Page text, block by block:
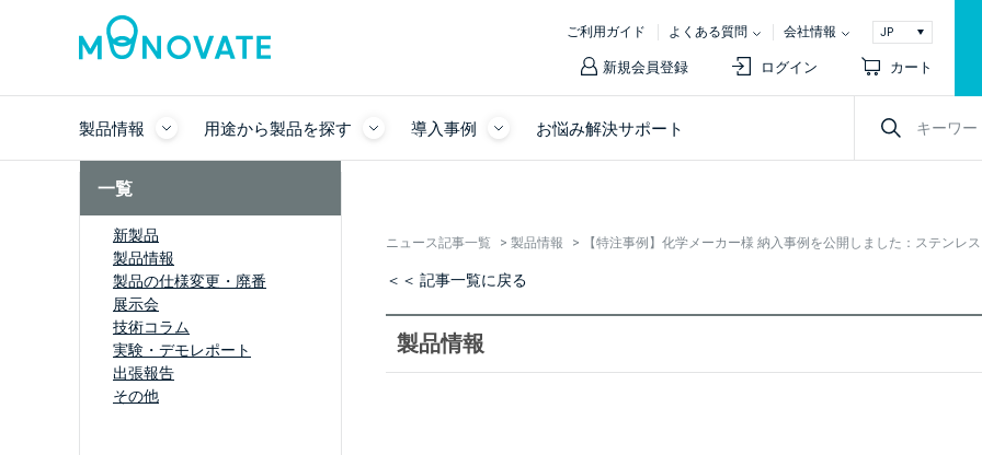
ご利用ガイド よくある質問 会社情報
新規会員登録 ログイン カート
製品情報 用途から製品を探す 導入事例 お悩み解決サポート
一覧
新製品
製品情報
製品の仕様変更・廃番
展示会
技術コラム
実験・デモレポート
出張報告
その他
ニュース記事一覧 > 製品情報 > 【特注事例】化学メーカー様 納入事例を公開しました：ステンレ
＜＜ 記事一覧に戻る
製品情報